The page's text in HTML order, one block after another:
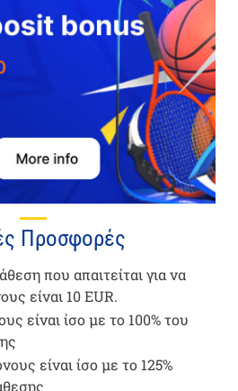
Προσφορές
που απαιτείται για να
είναι 10 EUR.
είναι ίσο με το 100% του
είναι ίσο με το 125%